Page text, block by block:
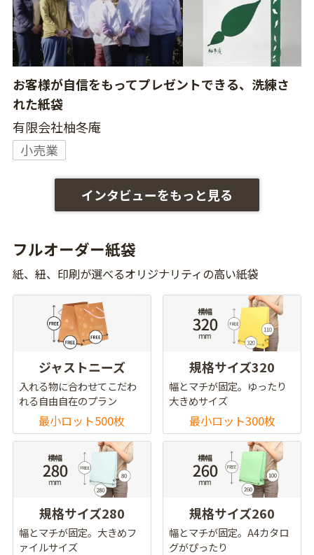
お客様が自信をもってプレゼントできる、洗練さ
れた紙袋
有限会社柚冬庵
小売業
インタビューをもっと見る
フルオーダー紙袋
紙、紐、印刷が選べるオリジナリティの高い紙袋
ジャストニーズ
入れる物に合わせてこだわ
れる自由自在のプラン
最小ロット500枚
規格サイズ320
幅とマチが固定。ゆったり
大きめサイズ
最小ロット300枚
規格サイズ280
幅とマチが固定。大きめフ
ァイルサイズ
規格サイズ260
幅とマチが固定。A4カタロ
グがぴったり